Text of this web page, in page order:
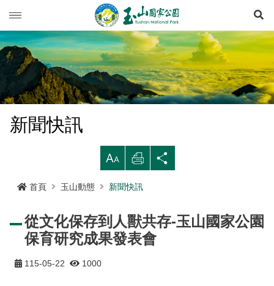
玉山動態
新聞快訊
活動列車
活動報名
登山步道開放狀況
園區氣象
RSS訂閱
旅遊導引
旅遊須知
遊憩型態
緊急連絡電話
西北園區
東部園區
水里遊客中心
塔塔加遊客中心
登山資訊
登山資訊總覽
步道分級與步道系統
登山安全
高山急難救護
可通訊參考點
八通關越嶺步道系統
南橫三山及關山步道系統
南二段步道系統
生態保育
地形
地質
水文
歷史人文
布農族
八通關古道
黑熊專區
臺灣黑熊科普
科研基地
環教理念
課程介紹
環教預約
多媒體專區
線上玉山
影音出版品
行政服務
玉山國家公園
語言 Language
新聞快訊
大 列
印
首頁 玉山動態 新聞快訊
從文化保存到人獸共存-玉山國家公園
保育研究成果發表會
115-05-22 1000